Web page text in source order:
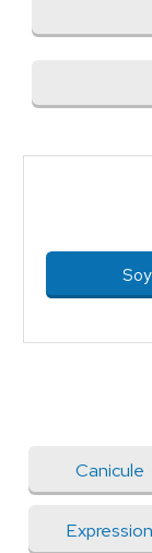
Canicule
Expression